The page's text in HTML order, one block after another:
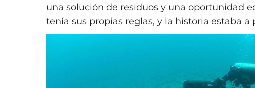
una solución de residuos y una oportunidad
tenía sus propias reglas, y la historia estaba